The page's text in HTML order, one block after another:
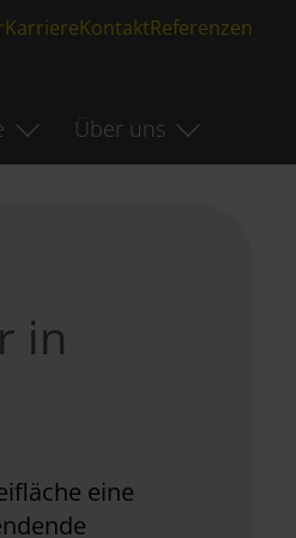
KarriereKontaktReferenzen
Über uns
in
eine